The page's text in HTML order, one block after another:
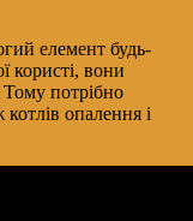
елемент будь-
користі, вони
Тому потрібно
опалення і